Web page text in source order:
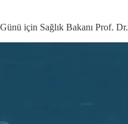
için Sağlık Bakanı Prof.